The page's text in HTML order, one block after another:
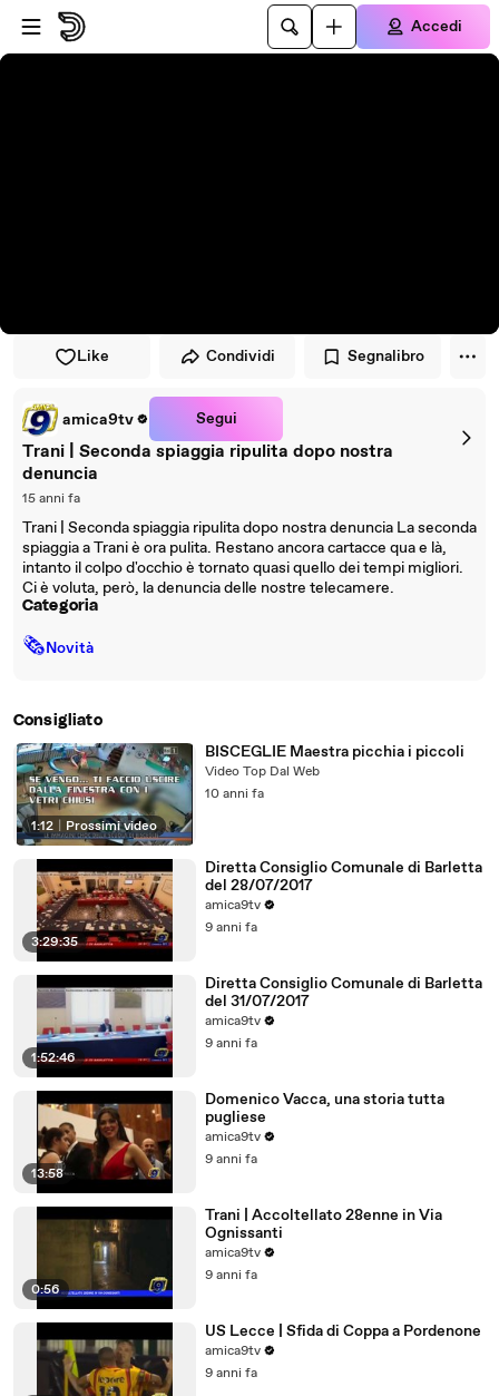
Vai al lettore
Passa al contenuto principale
Accedi
Like Condividi Segnalibro
amica9tv Segui
Trani | Seconda spiaggia ripulita dopo nostra
denuncia
15 anni fa
Trani | Seconda spiaggia ripulita dopo nostra denuncia La seconda
spiaggia a Trani è ora pulita. Restano ancora cartacce qua e là,
intanto il colpo d'occhio è tornato quasi quello dei tempi migliori.
Ci è voluta, però, la denuncia delle nostre telecamere.
Categoria
🗞Novità
Consigliato
1:12 Prossimi video
BISCEGLIE Maestra picchia i piccoli
Video Top Dal Web
10 anni fa
3:29:35
Diretta Consiglio Comunale di Barletta
del 28/07/2017
amica9tv
9 anni fa
1:52:46
Diretta Consiglio Comunale di Barletta
del 31/07/2017
amica9tv
9 anni fa
13:58
Domenico Vacca, una storia tutta
pugliese
amica9tv
9 anni fa
0:56
Trani | Accoltellato 28enne in Via
Ognissanti
amica9tv
9 anni fa
US Lecce | Sfida di Coppa a Pordenone
amica9tv
9 anni fa